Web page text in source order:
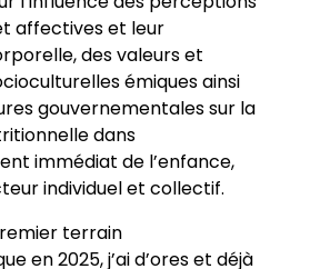
affectives et leur
des valeurs et
émiques ainsi
gouvernementales sur la
dans
immédiat de l’enfance,
individuel et collectif.
terrain
en 2025, j’ai d’ores et déjà